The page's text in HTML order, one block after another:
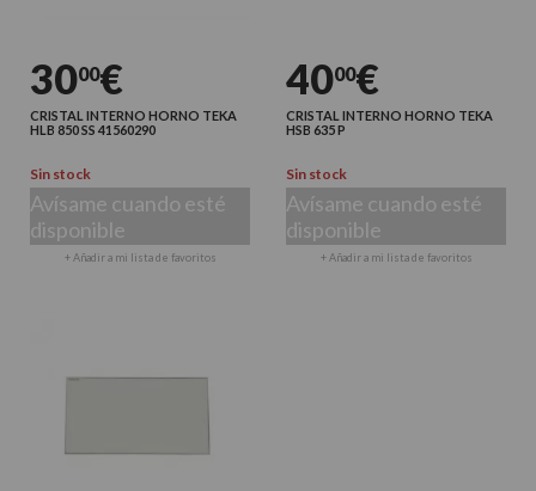
3000€
CRISTAL INTERNO HORNO TEKA
HLB 850 SS 41560290
Sin stock
Avísame cuando esté
disponible
+ Añadir a mi lista de favoritos
4000€
CRISTAL INTERNO HORNO TEKA
HSB 635 P
Sin stock
Avísame cuando esté
disponible
+ Añadir a mi lista de favoritos